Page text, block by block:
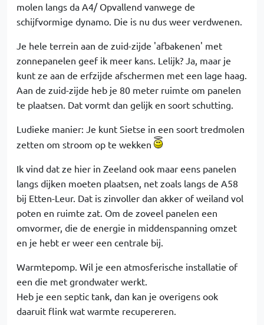
molen langs da A4/ Opvallend vanwege de
schijfvormige dynamo. Die is nu dus weer verdwenen.
Je hele terrein aan de zuid-zijde 'afbakenen' met
zonnepanelen geef ik meer kans. Lelijk? Ja, maar je
kunt ze aan de erfzijde afschermen met een lage haag.
Aan de zuid-zijde heb je 80 meter ruimte om panelen
te plaatsen. Dat vormt dan gelijk en soort schutting.
Ludieke manier: Je kunt Sietse in een soort tredmolen
zetten om stroom op te wekken
Ik vind dat ze hier in Zeeland ook maar eens panelen
langs dijken moeten plaatsen, net zoals langs de A58
bij Etten-Leur. Dat is zinvoller dan akker of weiland vol
poten en ruimte zat. Om de zoveel panelen een
omvormer, die de energie in middenspanning omzet
en je hebt er weer een centrale bij.
Warmtepomp. Wil je een atmosferische installatie of
een die met grondwater werkt.
Heb je een septic tank, dan kan je overigens ook
daaruit flink wat warmte recupereren.